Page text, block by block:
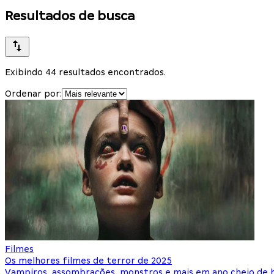
Resultados de busca
Exibindo 44 resultados encontrados.
Ordenar por:
Filmes
Os melhores filmes de terror de 2025